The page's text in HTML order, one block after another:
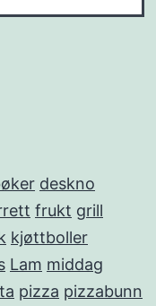
deskno
frukt grill
kjøttboller
Lam middag
pizza pizzabunn